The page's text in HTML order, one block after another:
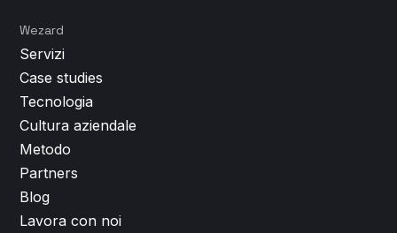
Wezard
Servizi
Case studies
Tecnologia
Cultura aziendale
Metodo
Partners
Blog
Lavora con noi